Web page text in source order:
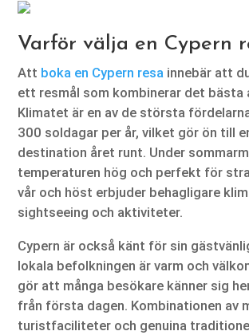
Varför välja en Cypern
Att boka en Cypern resa innebär att
ett resmål som kombinerar det bästa
Klimatet är en av de största
300 soldagar per år, vilket gör ön till
destination året runt. Under
temperaturen hög och perfekt för
vår och höst erbjuder behagligare
sightseeing och aktiviteter.
Cypern är också känt för sin
lokala befolkningen är varm och
gör att många besökare känner sig
från första dagen. Kombinationen av
turistfaciliteter och genuina